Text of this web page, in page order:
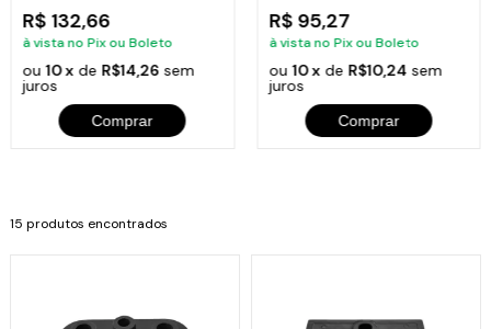
R$ 132,66
à vista no Pix ou Boleto
ou10 x de R$14,26 sem
juros
Comprar
R$ 95,27
à vista no Pix ou Boleto
ou 10 x de R$10,24 sem
juros
Comprar
15 produtos encontrados